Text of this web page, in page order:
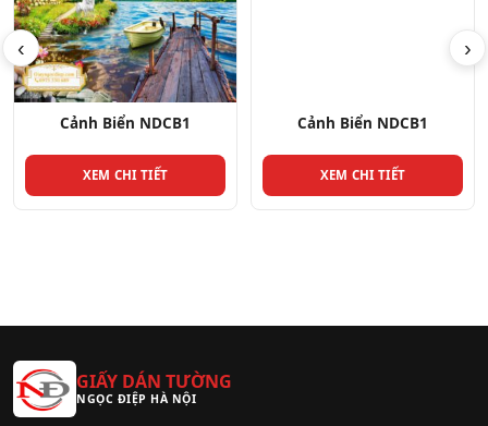
‹
Cảnh Biển NDCB1
XEM CHI TIẾT
Cảnh Biển NDCB1
XEM CHI TIẾT
›
GIẤY DÁN TƯỜNG
NGỌC ĐIỆP HÀ NỘI